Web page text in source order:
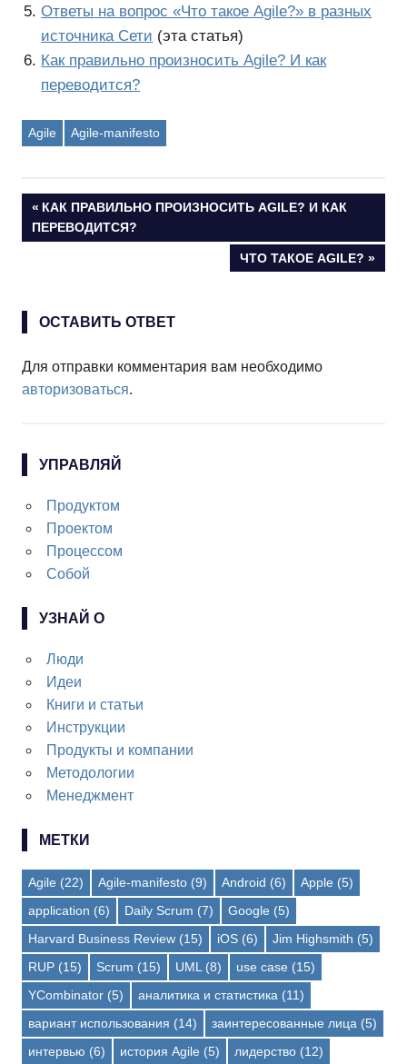
Ответы на вопрос «Что такое Agile?» в разных
источника Сети (эта статья)
Как правильно произносить Agile? И как
переводится?
Agile Agile-manifesto
Навигация
ПРЕДЫДУЩАЯ
ЗАПИСЬ:
КАК ПРАВИЛЬНО ПРОИЗНОСИТЬ AGILE? И КАК
ПЕРЕВОДИТСЯ?
СЛЕДУЮЩАЯ
ЧТО ТАКОЕ AGILE?
ОСТАВИТЬ ОТВЕТ
Для отправки комментария вам необходимо
авторизоваться.
УПРАВЛЯЙ
Продуктом
Проектом
Процессом
Собой
УЗНАЙ О
Люди
Идеи
Книги и статьи
Инструкции
Продукты и компании
Методологии
Менеджмент
МЕТКИ
Agile (22) Agile-manifesto (9) Android (6) Apple (5)
application (6) Daily Scrum (7) Google (5)
Harvard Business Review (15) iOS (6) Jim Highsmith (5)
RUP (15) Scrum (15) UML (8) use case (15)
YCombinator (5) аналитика и статистика (11)
вариант использования (14) заинтересованные лица (5)
интервью (6) история Agile (5) лидерство (12)